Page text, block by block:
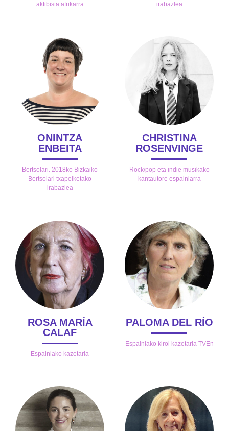
aktibista afrikarra irabazlea
ONINTZA
ENBEITA
Bertsolari. 2018ko Bizkaiko
Bertsolari txapelketako
irabazlea
CHRISTINA
ROSENVINGE
Rock/pop eta indie musikako
kantautore espainiarra
ROSA MARÍA
CALAF
Espainiako kazetaria
PALOMA DEL RÍO
Espainiako kirol kazetaria TVEn